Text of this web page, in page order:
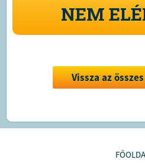
NEM
Vissza az